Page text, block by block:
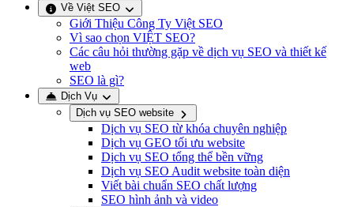
Về Việt SEO
Giới Thiệu Công Ty Việt SEO
Vì sao chọn VIỆT SEO?
Các câu hỏi thường gặp về dịch vụ SEO và thiết kế
web
SEO là gì?
Dịch Vụ
Dịch vụ SEO website
Dịch vụ SEO từ khóa chuyên nghiệp
Dịch vụ GEO tối ưu website
Dịch vụ SEO tổng thể bền vững
Dịch vụ SEO Audit website toàn diện
Viết bài chuẩn SEO chất lượng
SEO hình ảnh và video